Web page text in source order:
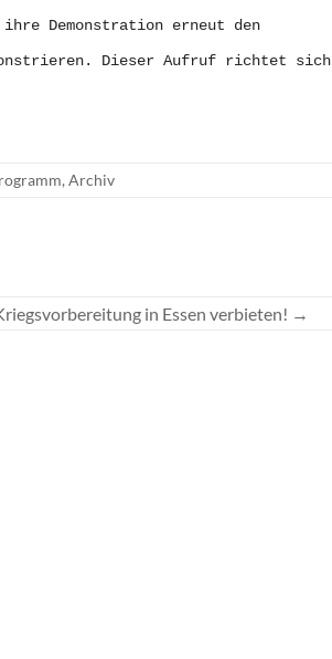
ihre Demonstration erneut den
Dieser Aufruf richtet sich
, Archiv
in Essen verbieten! →